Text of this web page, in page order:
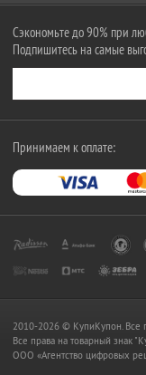
Сэкономьте до 90% при
Подпишитесь на самые
Принимаем к оплате:
2010-2026 © КупиКупон. Все
Все права на товарный знак
OOO «Агентство цифровых